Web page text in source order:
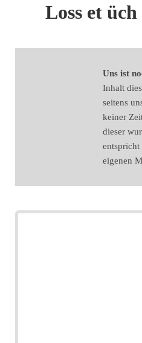
Loss et üch
Uns ist
Inhalt
seitens
keiner
dieser
entspricht
eigenen